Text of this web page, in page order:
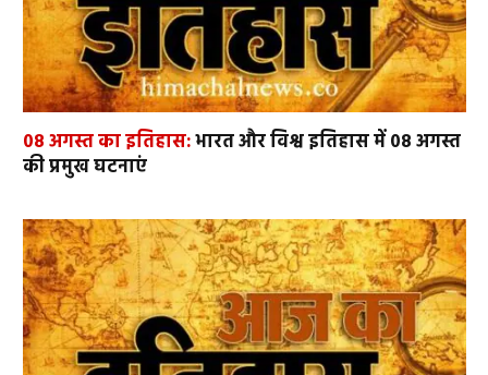
08 अगस्त का इतिहास:भारत और विश्व इतिहास में 08 अगस्त
की प्रमुख घटनाएं